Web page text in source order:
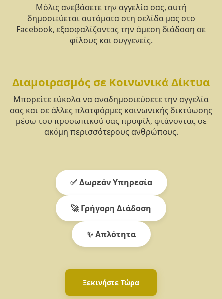
Μόλις ανεβάσετε την αγγελία σας, αυτή
δημοσιεύεται αυτόματα στη σελίδα μας στο
Facebook, εξασφαλίζοντας την άμεση διάδοση σε
φίλους και συγγενείς.
Διαμοιρασμός σε Κοινωνικά Δίκτυα
Μπορείτε εύκολα να αναδημοσιεύσετε την αγγελία
σας και σε άλλες πλατφόρμες κοινωνικής δικτύωσης
μέσω του προσωπικού σας προφίλ, φτάνοντας σε
ακόμη περισσότερους ανθρώπους.
✅ Δωρεάν Υπηρεσία
🚀 Γρήγορη Διάδοση
✨ Απλότητα
Ξεκινήστε Τώρα